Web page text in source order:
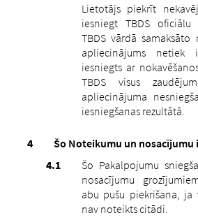
Lietotājs piekrīt
iesniegt TBDS
TBDS vārdā
apliecinājums netiek
iesniegts ar
TBDS visus
apliecinājuma
iesniegšanas rezultātā.
Šo Noteikumu un nosacījumu
Šo Pakalpojumu
nosacījumu
abu pušu piekrišana, ja
nav noteikts citādi.